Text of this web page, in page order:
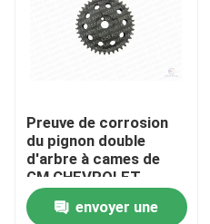
Preuve de corrosion
du pignon double
d'arbre à cames de
GM CHEVROLET
BUICK Cadillac
10083170envoyer une